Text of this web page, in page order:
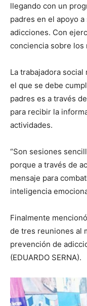
llegando con un
padres en el apoyo
adicciones. Con
conciencia sobre los
La trabajadora
el que se debe
padres es a través
para recibir la
actividades.
“Son sesiones
porque a través de
mensaje para
inteligencia
Finalmente
de tres reuniones al
prevención de
(EDUARDO SERNA).